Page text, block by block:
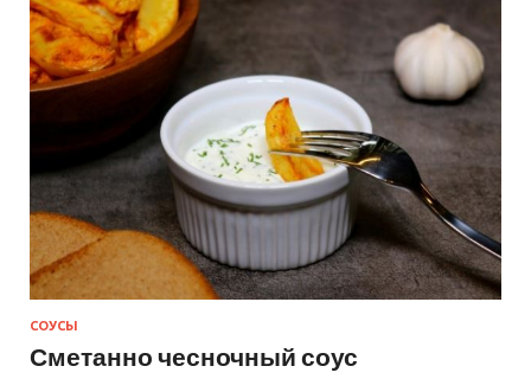
СОУСЫ
Сметанно чесночный соус